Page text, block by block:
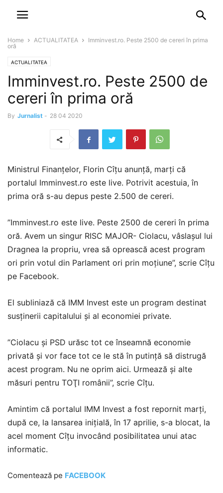
Home ACTUALITATEA
Imminvest.ro. Peste 2500 de cereri în prima
oră
ACTUALITATEA
Imminvest.ro. Peste 2500 de
cereri în prima oră
By Jurnalist - 28 04 2020
Ministrul Finanţelor, Florin Cîţu anunţă, marți că
portalul Imminvest.ro este live. Potrivit acestuia, în
prima oră s-au depus peste 2.500 de cereri.
”Imminvest.ro este live. Peste 2500 de cereri în prima
oră. Avem un singur RISC MAJOR- Ciolacu, vâslaşul lui
Dragnea la propriu, vrea să oprească acest program
ori prin votul din Parlament ori prin moţiune”, scrie Cîțu
pe Facebook.
El subliniază că IMM Invest este un program destinat
susţinerii capitalului şi al economiei private.
”Ciolacu şi PSD urăsc tot ce înseamnă economie
privată şi vor face tot ce le stă în putinţă să distrugă
acest program. Nu ne oprim aici. Urmează şi alte
măsuri pentru TOŢI românii”, scrie Cîţu.
Amintim că portalul IMM Invest a fost repornit marţi,
după ce, la lansarea iniţială, în 17 aprilie, s-a blocat, la
acel moment Cîţu invocând posibilitatea unui atac
informatic.
Comentează pe FACEBOOK